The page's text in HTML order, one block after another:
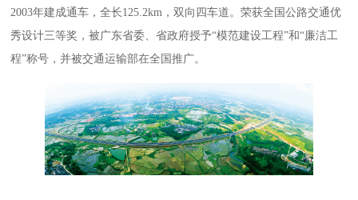
2003年建成通车，全长125.2km，双向四车道。荣获全国公路交通优
秀设计三等奖，被广东省委、省政府授予“模范建设工程”和“廉洁工
程”称号，并被交通运输部在全国推广。